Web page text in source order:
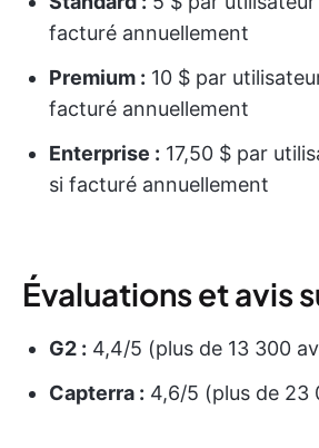
facturé annuellement
Premium : 10 $ par
facturé annuellement
Enterprise : 17,50 $ par
si facturé annuellement
Évaluations et avis
G2 : 4,4/5 (plus de 13 300
Capterra : 4,6/5 (plus de 23